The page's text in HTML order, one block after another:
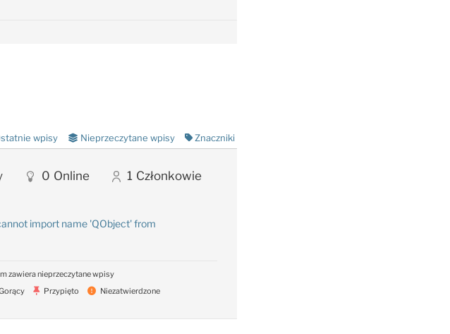
wpisy Nieprzeczytane wpisy Znaczniki
0 Online 1 Członkowie
import name 'QObject' from
zawiera nieprzeczytane wpisy
Przypięto
Niezatwierdzone